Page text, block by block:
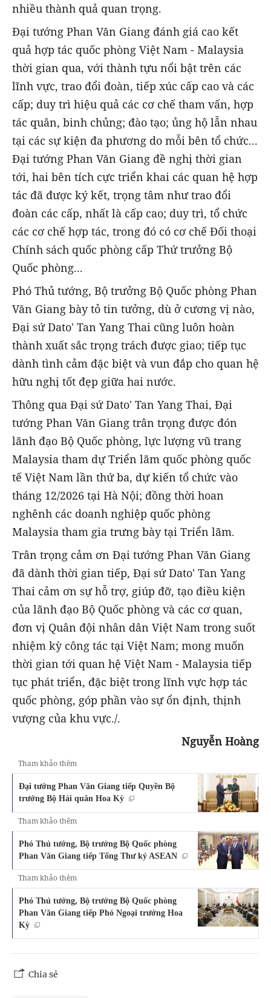
nhiều thành quả quan trọng.
Đại tướng Phan Văn Giang đánh giá cao kết
quả hợp tác quốc phòng Việt Nam - Malaysia
thời gian qua, với thành tựu nổi bật trên các
lĩnh vực, trao đổi đoàn, tiếp xúc cấp cao và các
cấp; duy trì hiệu quả các cơ chế tham vấn, hợp
tác quân, binh chủng; đào tạo; ủng hộ lẫn nhau
tại các sự kiện đa phương do mỗi bên tổ chức...
Đại tướng Phan Văn Giang đề nghị thời gian
tới, hai bên tích cực triển khai các quan hệ hợp
tác đã được ký kết, trọng tâm như trao đổi
đoàn các cấp, nhất là cấp cao; duy trì, tổ chức
các cơ chế hợp tác, trong đó có cơ chế Đối thoại
Chính sách quốc phòng cấp Thứ trưởng Bộ
Quốc phòng...
Phó Thủ tướng, Bộ trưởng Bộ Quốc phòng Phan
Văn Giang bày tỏ tin tưởng, dù ở cương vị nào,
Đại sứ Dato' Tan Yang Thai cũng luôn hoàn
thành xuất sắc trọng trách được giao; tiếp tục
dành tình cảm đặc biệt và vun đắp cho quan hệ
hữu nghị tốt đẹp giữa hai nước.
Thông qua Đại sứ Dato' Tan Yang Thai, Đại
tướng Phan Văn Giang trân trọng được đón
lãnh đạo Bộ Quốc phòng, lực lượng vũ trang
Malaysia tham dự Triển lãm quốc phòng quốc
tế Việt Nam lần thứ ba, dự kiến tổ chức vào
tháng 12/2026 tại Hà Nội; đồng thời hoan
nghênh các doanh nghiệp quốc phòng
Malaysia tham gia trưng bày tại Triển lãm.
Trân trọng cảm ơn Đại tướng Phan Văn Giang
đã dành thời gian tiếp, Đại sứ Dato' Tan Yang
Thai cảm ơn sự hỗ trợ, giúp đỡ, tạo điều kiện
của lãnh đạo Bộ Quốc phòng và các cơ quan,
đơn vị Quân đội nhân dân Việt Nam trong suốt
nhiệm kỳ công tác tại Việt Nam; mong muốn
thời gian tới quan hệ Việt Nam - Malaysia tiếp
tục phát triển, đặc biệt trong lĩnh vực hợp tác
quốc phòng, góp phần vào sự ổn định, thịnh
vượng của khu vực./.
Nguyễn Hoàng
Tham khảo thêm
Đại tướng Phan Văn Giang tiếp Quyền Bộ
trưởng Bộ Hải quân Hoa Kỳ
Tham khảo thêm
Phó Thủ tướng, Bộ trưởng Bộ Quốc phòng
Phan Văn Giang tiếp Tổng Thư ký ASEAN
Tham khảo thêm
Phó Thủ tướng, Bộ trưởng Bộ Quốc phòng
Phan Văn Giang tiếp Phó Ngoại trưởng Hoa
Kỳ
Chia sẻ